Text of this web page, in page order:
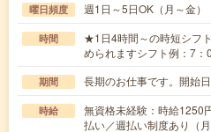
曜日頻度 週1日～5日OK（月～金
時間
★1日4時間～の時短シフ
められますシフト例：7
期間 長期のお仕事です。開
時給
無資格未経験：時給
払い／週払い制度あり（